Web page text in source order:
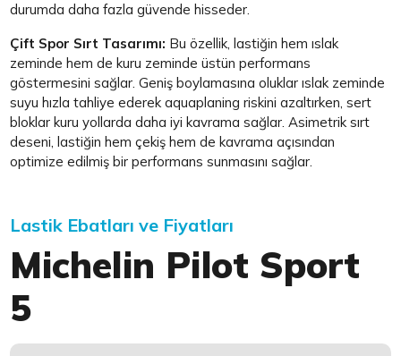
durumda daha fazla güvende hisseder.
Çift Spor Sırt Tasarımı: Bu özellik, lastiğin hem ıslak
zeminde hem de kuru zeminde üstün performans
göstermesini sağlar. Geniş boylamasına oluklar ıslak zeminde
suyu hızla tahliye ederek aquaplaning riskini azaltırken, sert
bloklar kuru yollarda daha iyi kavrama sağlar. Asimetrik sırt
deseni, lastiğin hem çekiş hem de kavrama açısından
optimize edilmiş bir performans sunmasını sağlar.
Lastik Ebatları ve Fiyatları
Michelin Pilot Sport
5